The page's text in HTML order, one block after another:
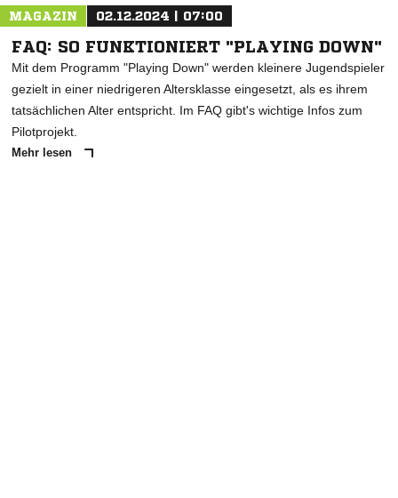
MAGAZIN 02.12.2024 | 07:00
FAQ: SO FUNKTIONIERT "PLAYING DOWN"
Mit dem Programm "Playing Down" werden kleinere Jugendspieler
gezielt in einer niedrigeren Altersklasse eingesetzt, als es ihrem
tatsächlichen Alter entspricht. Im FAQ gibt's wichtige Infos zum
Pilotprojekt.
Mehr lesen